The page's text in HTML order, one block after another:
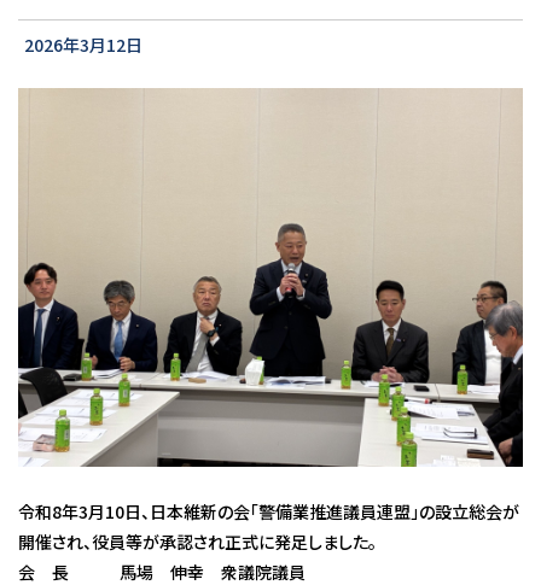
2026年3月12日
令和8年3月10日、日本維新の会「警備業推進議員連盟」の設立総会が
開催され、役員等が承認され正式に発足しました。
会 長 馬場 伸幸 衆議院議員